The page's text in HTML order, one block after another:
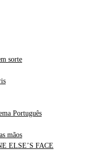
sorte
Português
mãos
ELSE’S FACE